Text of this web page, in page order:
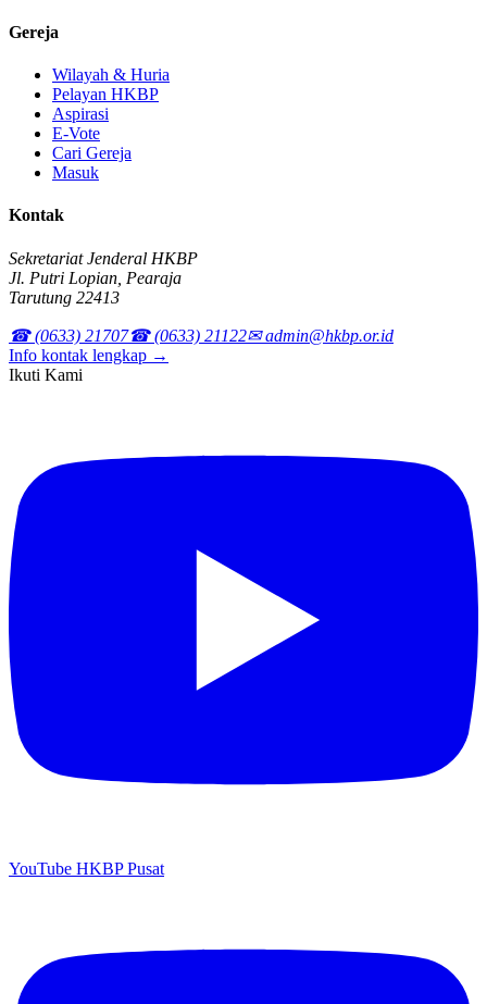
Gereja
Wilayah & Huria
Pelayan HKBP
Aspirasi
E-Vote
Cari Gereja
Masuk
Kontak
Sekretariat Jenderal HKBP
Jl. Putri Lopian, Pearaja
Tarutung 22413
☎ (0633) 21707☎ (0633) 21122✉ admin@hkbp.or.id
Info kontak lengkap →
Ikuti Kami
YouTube HKBP Pusat